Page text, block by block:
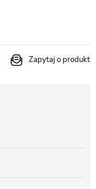
Zapytaj o produkt